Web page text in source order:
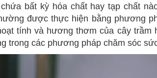
bất kỳ hóa chất hay tạp chất
được thực hiện bằng phương
tính và hương thơm của cây trầm
trong các phương pháp chăm sóc